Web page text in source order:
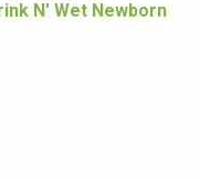
N' Wet Newborn